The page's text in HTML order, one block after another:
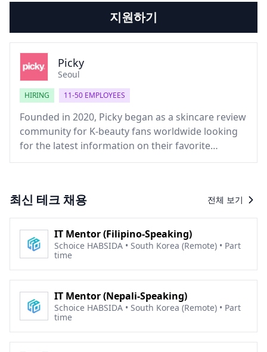
지원하기
Picky
Seoul
HIRING 11-50 EMPLOYEES
Founded in 2020, Picky began as a skincare review
community for K-beauty fans worldwide looking
for the latest information on their favorite
products. Today, Picky has grown into the largest
through a global pool of beauty and skincare
creators. With our core strengths in influencer
acquisition, management and content strategy.
Picky enables top and emerging K-beauty and
skincare brands to reach a larger audience for
their full funnel marketing strategies as well as
seeding campaigns. Stop wasting time and effort
on finding/negotiating with creators which can
add up quickly for your marketing team. Start
today with Picky! Live Chat:
https://picky.channel.io/lounge Email:
최신 테크 채용 전체 보기
IT Mentor (Filipino-Speaking)
Schoice HABSIDA • South Korea (Remote) • Part
time
IT Mentor (Nepali-Speaking)
Schoice HABSIDA • South Korea (Remote) • Part
time